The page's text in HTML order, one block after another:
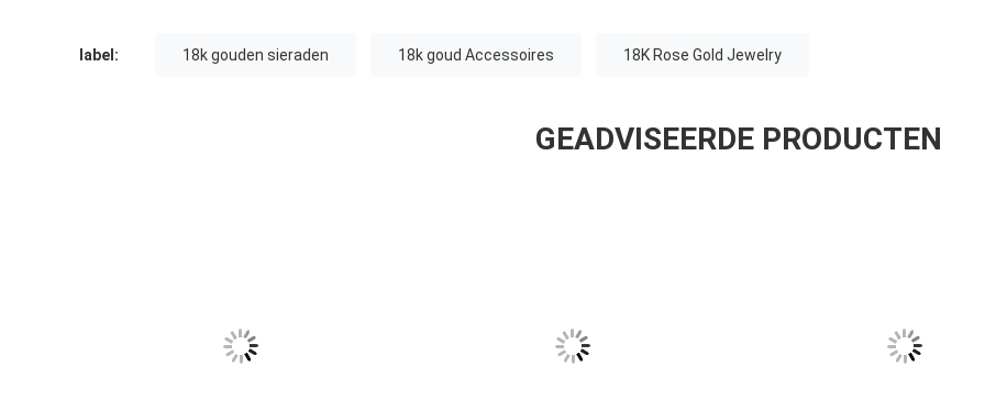
label: 18k gouden sieraden 18k goud Accessoires 18K Rose Gold Jewelry
GEADVISEERDE PRODUCTEN